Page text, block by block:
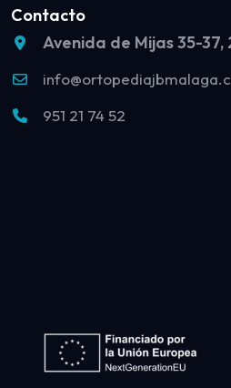
Contacto
Avenida de Mijas 35-37,
951 21 74 52